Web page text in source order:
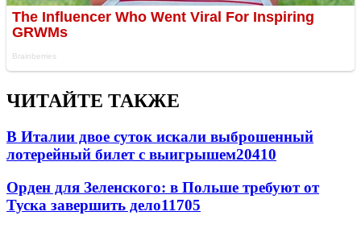
ЧИТАЙТЕ ТАКЖЕ
В Италии двое суток искали выброшенный
лотерейный билет с выигрышем20410
Орден для Зеленского: в Польше требуют от
Туска завершить дело11705